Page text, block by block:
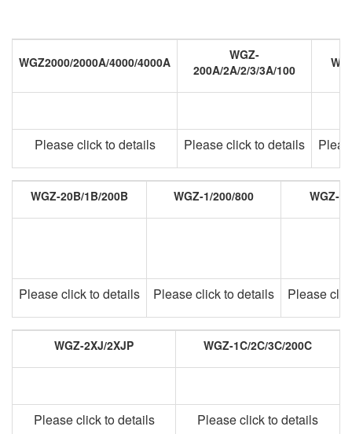
WGZ2000/2000A/4000/4000A
WGZ-
200A/2A/2/3/3A/100
Please click to details Please click to details
WGZ-20B/1B/200B WGZ-1/200/800 WGZ-
Please click to details Please click to details Please
WGZ-2XJ/2XJP WGZ-1C/2C/3C/200C
Please click to details Please click to details